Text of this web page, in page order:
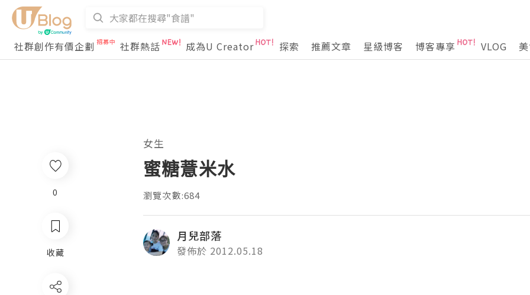
社群創作有價企劃 社群熱話 成為U Creator 探索 推薦文章 星級博客 博客專享 VLOG
女生
蜜糖薏米水
瀏覽次數:684
月兒部落
發佈於 2012.05.18
0
收藏